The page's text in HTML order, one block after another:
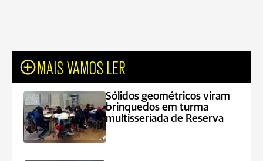
MAIS VAMOS LER
Sólidos geométricos viram
brinquedos em turma
multisseriada de Reserva